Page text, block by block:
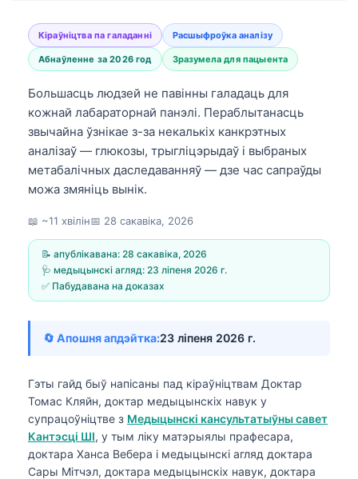
Кіраўніцтва па галаданні Расшыфроўка аналізу
Абнаўленне за 2026 год Зразумела для пацыента
Большасць людзей не павінны галадаць для
кожнай лабараторнай панэлі. Пераблытанасць
звычайна ўзнікае з-за некалькіх канкрэтных
аналізаў — глюкозы, трыгліцэрыдаў і выбраных
метабалічных даследаванняў — дзе час сапраўды
можа змяніць вынік.
📖 ~11 хвілін📅 28 сакавіка, 2026
📝 апублікавана: 28 сакавіка, 2026
🩺 медыцынскі агляд: 23 ліпеня 2026 г.
✅ Пабудавана на доказах
🔄 Апошня апдэйтка:23 ліпеня 2026 г.
Гэты гайд быў напісаны пад кіраўніцтвам Доктар
Томас Кляйн, доктар медыцынскіх навук у
супрацоўніцтве з Медыцынскі кансультатыўны савет
Кантэсці ШІ, у тым ліку матэрыялы прафесара,
доктара Ханса Вебера і медыцынскі агляд доктара
Сары Мітчэл, доктара медыцынскіх навук, доктара